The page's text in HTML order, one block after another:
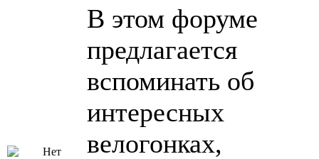
В этом форуме
предлагается
вспоминать об
интересных
велогонках,